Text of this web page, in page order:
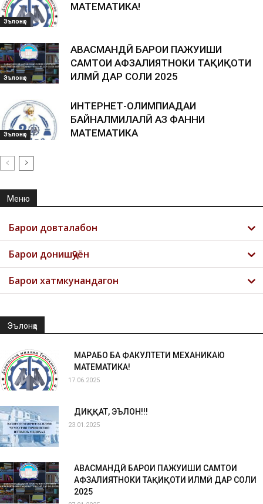
Эълонҳо
МАТЕМАТИКА!
Эълонҳо
ҲАВАСМАНДӢ БАРОИ ПАЖУҲИШИ
САМТҲОИ АФЗАЛИЯТНОКИ ТАҲҚИҚОТИ
ИЛМӢ ДАР СОЛИ 2025
Эълонҳо
ИНТЕРНЕТ-ОЛИМПИАДАИ
БАЙНАЛМИЛАЛӢ АЗ ФАННИ
МАТЕМАТИКА
Меню
Барои довталабон
Барои донишҷӯён
Барои хатмкунандагон
Эълонҳо
МАРҲАБО БА ФАКУЛТЕТИ МЕХАНИКАЮ
МАТЕМАТИКА!
17.06.2025
ДИҚҚАТ, ЭЪЛОН!!!
23.01.2025
ҲАВАСМАНДӢ БАРОИ ПАЖУҲИШИ САМТҲОИ
АФЗАЛИЯТНОКИ ТАҲҚИҚОТИ ИЛМӢ ДАР СОЛИ
2025